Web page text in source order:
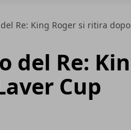
del Re: King Roger si ritira
del Re:
Cup